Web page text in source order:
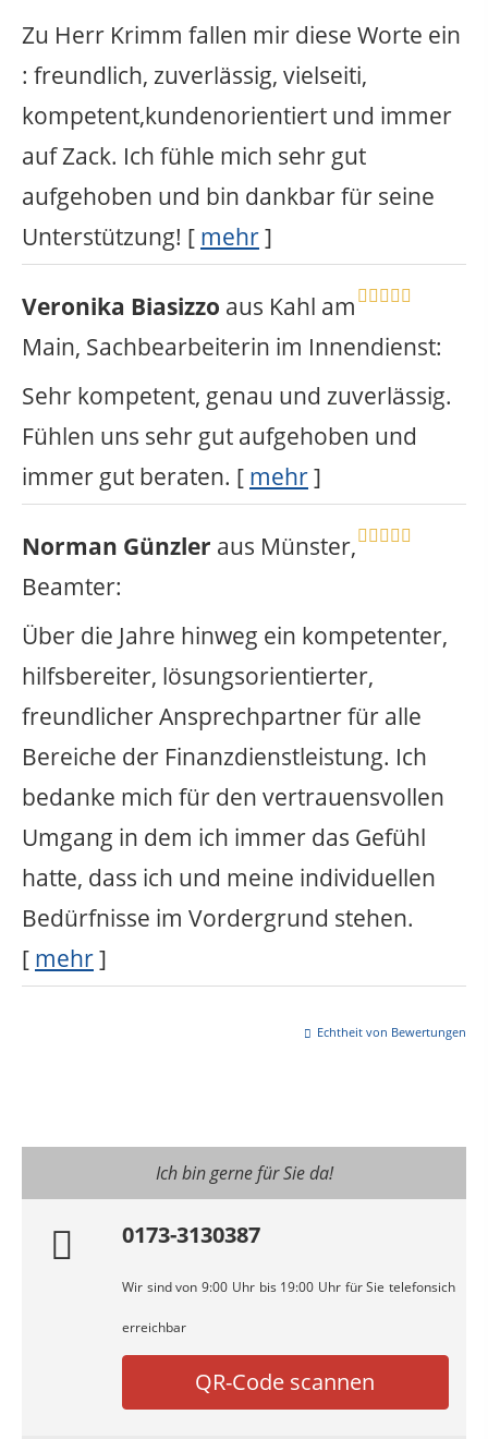
Zu Herr Krimm fallen mir diese Worte ein
: freundlich, zuverlässig, vielseiti,
kompetent,kundenorientiert und immer
auf Zack. Ich fühle mich sehr gut
aufgehoben und bin dankbar für seine
Unterstützung! [ mehr]
Veronika Biasizzo aus Kahl am
Main, Sachbearbeiterin im Innendienst:
Sehr kompetent, genau und zuverlässig.
Fühlen uns sehr gut aufgehoben und
immer gut beraten. [ mehr]
Norman Günzler aus Münster,
Beamter:
Über die Jahre hinweg ein kompetenter,
hilfsbereiter, lösungsorientierter,
freundlicher Ansprechpartner für alle
Bereiche der Finanzdienstleistung. Ich
bedanke mich für den vertrauensvollen
Umgang in dem ich immer das Gefühl
hatte, dass ich und meine individuellen
Bedürfnisse im Vordergrund stehen.
[ mehr]
Echtheit von Bewertungen
Ich bin gerne für Sie da!
0173-3130387
Wir sind von 9:00 Uhr bis 19:00 Uhr für Sie telefonsich
erreichbar
QR-Code scannen